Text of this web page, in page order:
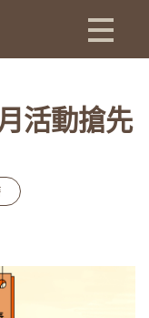
活動搶先